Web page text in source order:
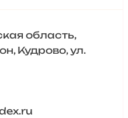
область,
Кудрово, ул.